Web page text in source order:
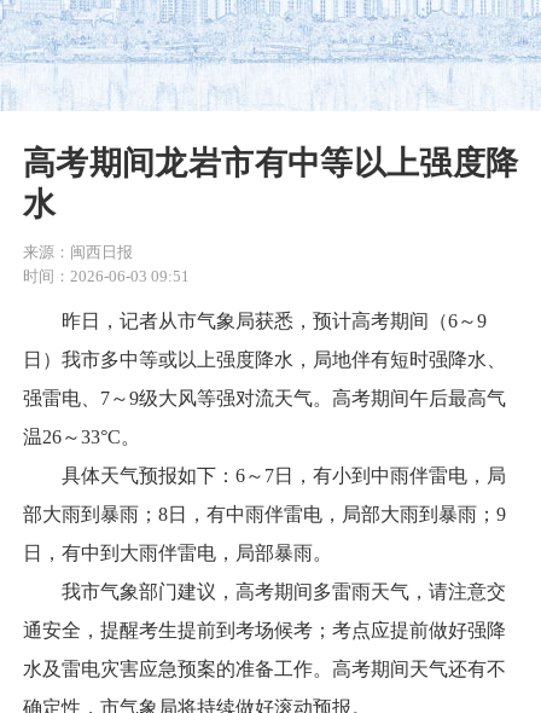
高考期间龙岩市有中等以上强度降
水
来源：闽西日报
时间：2026-06-03 09:51
昨日，记者从市气象局获悉，预计高考期间（6～9
日）我市多中等或以上强度降水，局地伴有短时强降水、
强雷电、7～9级大风等强对流天气。高考期间午后最高气
温26～33°C。
具体天气预报如下：6～7日，有小到中雨伴雷电，局
部大雨到暴雨；8日，有中雨伴雷电，局部大雨到暴雨；9
日，有中到大雨伴雷电，局部暴雨。
我市气象部门建议，高考期间多雷雨天气，请注意交
通安全，提醒考生提前到考场候考；考点应提前做好强降
水及雷电灾害应急预案的准备工作。高考期间天气还有不
确定性，市气象局将持续做好滚动预报。